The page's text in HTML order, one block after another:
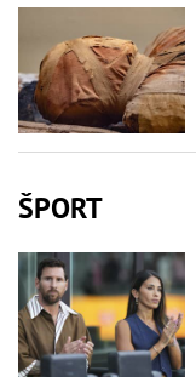
ŠPORT